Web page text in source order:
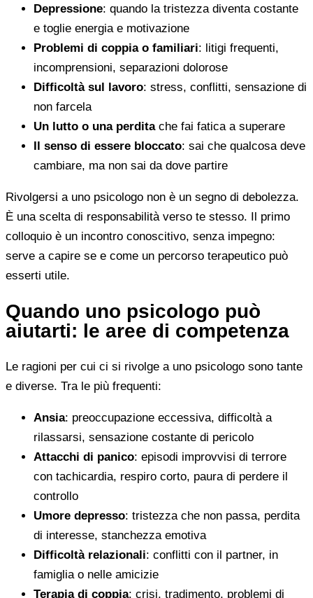
Depressione: quando la tristezza diventa costante
e toglie energia e motivazione
Problemi di coppia o familiari: litigi frequenti,
incomprensioni, separazioni dolorose
Difficoltà sul lavoro: stress, conflitti, sensazione di
non farcela
Un lutto o una perditache fai fatica a superare
Il senso di essere bloccato: sai che qualcosa deve
cambiare, ma non sai da dove partire
Rivolgersi a uno psicologo non è un segno di debolezza.
È una scelta di responsabilità verso te stesso. Il primo
colloquio è un incontro conoscitivo, senza impegno:
serve a capire se e come un percorso terapeutico può
esserti utile.
Quando uno psicologo può
aiutarti: le aree di competenza
Le ragioni per cui ci si rivolge a uno psicologo sono tante
e diverse. Tra le più frequenti:
Ansia: preoccupazione eccessiva, difficoltà a
rilassarsi, sensazione costante di pericolo
Attacchi di panico: episodi improvvisi di terrore
con tachicardia, respiro corto, paura di perdere il
controllo
Umore depresso: tristezza che non passa, perdita
di interesse, stanchezza emotiva
Difficoltà relazionali: conflitti con il partner, in
famiglia o nelle amicizie
Terapia di coppia: crisi, tradimento, problemi di